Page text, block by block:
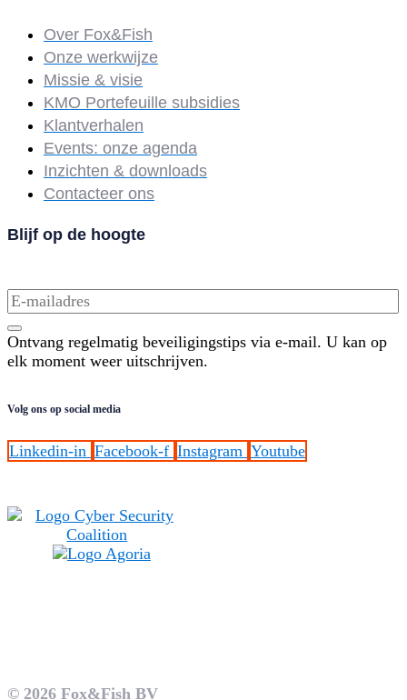
Over Fox&Fish
Onze werkwijze
Missie & visie
KMO Portefeuille subsidies
Klantverhalen
Events: onze agenda
Inzichten & downloads
Contacteer ons
Blijf op de hoogte
Ontvang regelmatig beveiligingstips via e-mail. U kan op
elk moment weer uitschrijven.
Volg ons op social media
Linkedin-in Facebook-f Instagram Youtube
© 2026 Fox&Fish BV